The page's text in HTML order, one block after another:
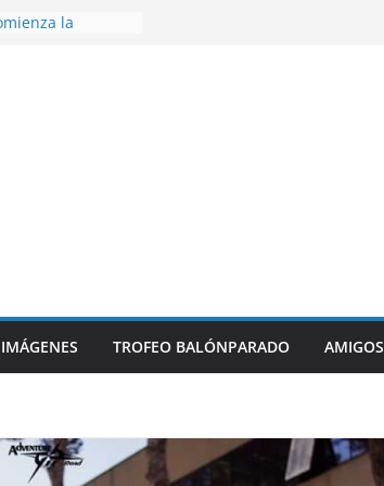
la
sumando
26/27
en el
de
IMÁGENES TROFEO BALÓNPARADO AMIGOS